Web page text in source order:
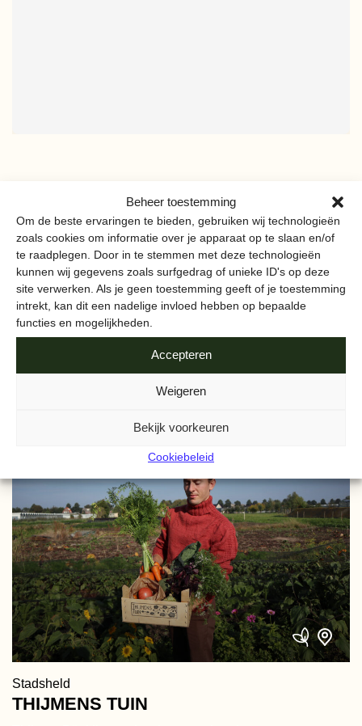
Beheer toestemming
Om de beste ervaringen te bieden, gebruiken wij technologieën
zoals cookies om informatie over je apparaat op te slaan en/of
te raadplegen. Door in te stemmen met deze technologieën
kunnen wij gegevens zoals surfgedrag of unieke ID's op deze
site verwerken. Als je geen toestemming geeft of je toestemming
intrekt, kan dit een nadelige invloed hebben op bepaalde
functies en mogelijkheden.
Accepteren
Weigeren
Bekijk voorkeuren
Cookiebeleid
DEEL DEZE PAGINA
MEER VAN
AMSTERDAMSE BODEM
Stadsheld
THIJMENS TUIN